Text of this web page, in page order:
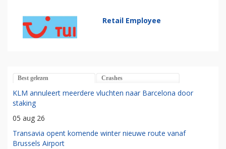
Retail Employee
Best gelezen Crashes
KLM annuleert meerdere vluchten naar Barcelona door
staking
05 aug 26
Transavia opent komende winter nieuwe route vanaf
Brussels Airport